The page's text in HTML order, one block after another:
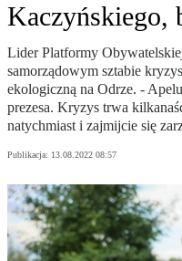
Kaczyńskiego,
Lider Platformy
samorządowym sztabie
ekologiczną na Odrze. -
prezesa. Kryzys trwa
natychmiast i zajmijcie się
Publikacja: 13.08.2022 08:57